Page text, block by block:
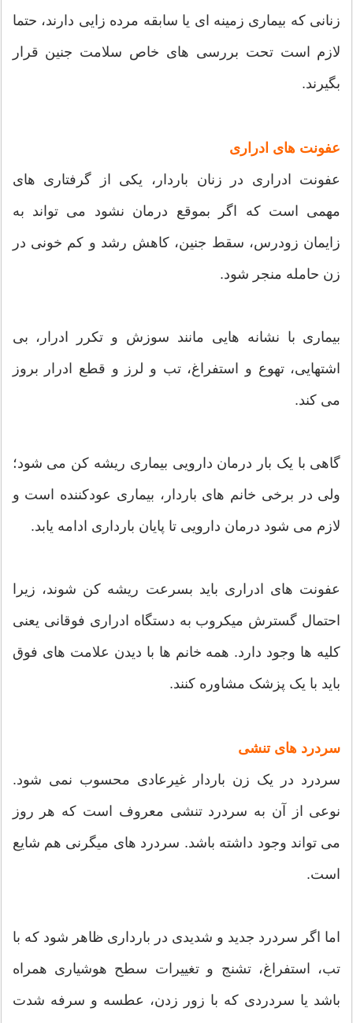
زنانی که بیماری زمینه ای یا سابقه مرده زایی دارند، حتما
لازم است تحت بررسی های خاص سلامت جنین قرار
بگیرند.
عفونت های ادراری
عفونت ادراری در زنان باردار، یکی از گرفتاری های
مهمی است که اگر بموقع درمان نشود می تواند به
زایمان زودرس، سقط جنین، کاهش رشد و کم خونی در
زن حامله منجر شود.
بیماری با نشانه هایی مانند سوزش و تکرر ادرار، بی
اشتهایی، تهوع و استفراغ، تب و لرز و قطع ادرار بروز
می کند.
گاهی با یک بار درمان دارویی بیماری ریشه کن می شود؛
ولی در برخی خانم های باردار، بیماری عودکننده است و
لازم می شود درمان دارویی تا پایان بارداری ادامه یابد.
عفونت های ادراری باید بسرعت ریشه کن شوند، زیرا
احتمال گسترش میکروب به دستگاه ادراری فوقانی یعنی
کلیه ها وجود دارد. همه خانم ها با دیدن علامت های فوق
باید با یک پزشک مشاوره کنند.
سردرد های تنشی
سردرد در یک زن باردار غیرعادی محسوب نمی شود.
نوعی از آن به سردرد تنشی معروف است که هر روز
می تواند وجود داشته باشد. سردرد های میگرنی هم شایع
است.
اما اگر سردرد جدید و شدیدی در بارداری ظاهر شود که با
تب، استفراغ، تشنج و تغییرات سطح هوشیاری همراه
باشد یا سردردی که با زور زدن، عطسه و سرفه شدت